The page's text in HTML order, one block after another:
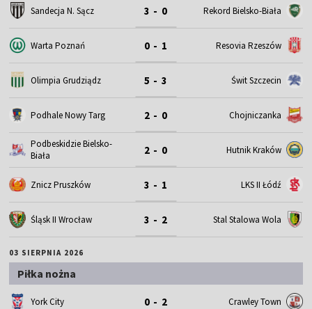
Sandecja N. Sącz 3 - 0 Rekord Bielsko-Biała
Warta Poznań 0 - 1 Resovia Rzeszów
Olimpia Grudziądz 5 - 3 Świt Szczecin
Podhale Nowy Targ 2 - 0 Chojniczanka
Podbeskidzie Bielsko-
Biała
2 - 0 Hutnik Kraków
Znicz Pruszków 3 - 1 LKS II Łódź
Śląsk II Wrocław 3 - 2 Stal Stalowa Wola
03 SIERPNIA 2026
Piłka nożna
York City 0 - 2 Crawley Town